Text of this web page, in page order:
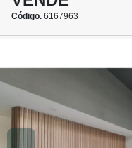
Código. 6167963